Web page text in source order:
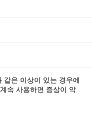
같은 이상이 있는 경우에
속 사용하면 증상이 악